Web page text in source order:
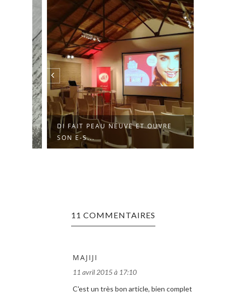
DI FAIT PEAU NEUVE ET OUVRE
SON E-S...
11 COMMENTAIRES
MAJIJI
11 avril 2015 à 17:10
C'est un très bon article, bien complet